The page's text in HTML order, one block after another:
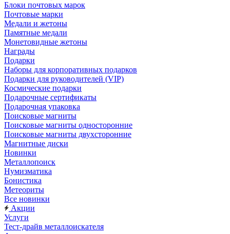
Блоки почтовых марок
Почтовые марки
Медали и жетоны
Памятные медали
Монетовидные жетоны
Награды
Подарки
Наборы для корпоративных подарков
Подарки для руководителей (VIP)
Космические подарки
Подарочные сертификаты
Подарочная упаковка
Поисковые магниты
Поисковые магниты односторонние
Поисковые магниты двухсторонние
Магнитные диски
Новинки
Металлопоиск
Нумизматика
Бонистика
Метеориты
Все новинки
Акции
Услуги
Тест-драйв металлоискателя